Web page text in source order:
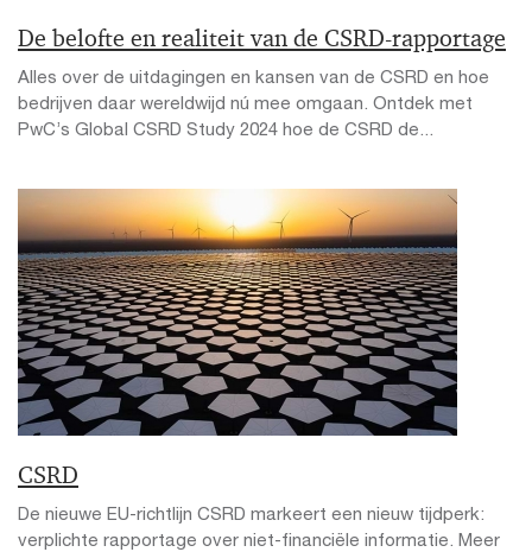
De belofte en realiteit van de CSRD-rapportage
Alles over de uitdagingen en kansen van de CSRD en hoe
bedrijven daar wereldwijd nú mee omgaan. Ontdek met
PwC’s Global CSRD Study 2024 hoe de CSRD de...
CSRD
De nieuwe EU-richtlijn CSRD markeert een nieuw tijdperk:
verplichte rapportage over niet-financiële informatie. Meer